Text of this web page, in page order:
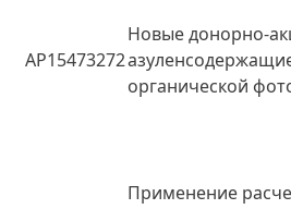
AP15473272
Новые донорно-
органической
Применение